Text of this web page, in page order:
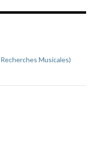
Musicales)